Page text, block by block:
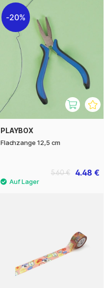
20%
PLAYBOX
Flachzange 12,5 cm
4.48 €
5.60 €